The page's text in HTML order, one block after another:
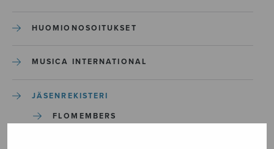
HUOMIONOSOITUKSET
MUSICA INTERNATIONAL
JÄSENREKISTERI
FLOMEMBERS